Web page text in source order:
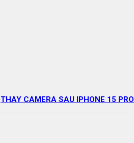
THAY CAMERA SAU IPHONE 15 PRO